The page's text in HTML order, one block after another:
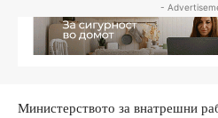
-
Министерството за внатрешни